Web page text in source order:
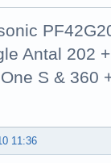
Antal 202
S & 360
11:36